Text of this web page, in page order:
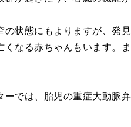
状態にもよりますが、発
くなる赤ちゃんもいます。
では、胎児の重症大動脈